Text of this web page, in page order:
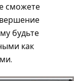
сможете
будьте
как